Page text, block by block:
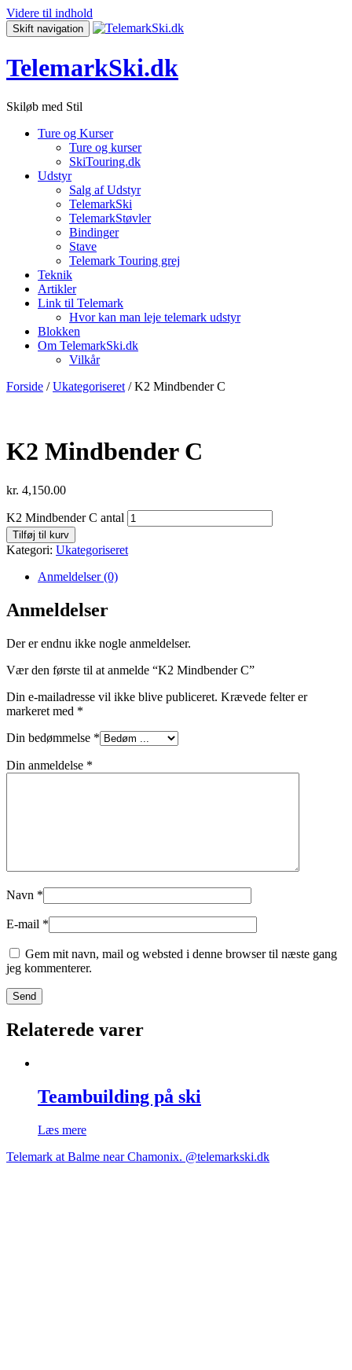
Videre til indhold
Skift navigation
TelemarkSki.dk
Skiløb med Stil
Ture og Kurser
Ture og kurser
SkiTouring.dk
Udstyr
Salg af Udstyr
TelemarkSki
TelemarkStøvler
Bindinger
Stave
Telemark Touring grej
Teknik
Artikler
Link til Telemark
Hvor kan man leje telemark udstyr
Blokken
Om TelemarkSki.dk
Vilkår
Forside /Ukategoriseret / K2 Mindbender C
K2 Mindbender C
kr. 4,150.00
K2 Mindbender C antal
Tilføj til kurv
Kategori: Ukategoriseret
Anmeldelser (0)
Anmeldelser
Der er endnu ikke nogle anmeldelser.
Vær den første til at anmelde “K2 Mindbender C”
Din e-mailadresse vil ikke blive publiceret. Krævede felter er
markeret med *
Din bedømmelse *
Din anmeldelse *
Navn *
E-mail *
Gem mit navn, mail og websted i denne browser til næste gang
jeg kommenterer.
Relaterede varer
Teambuilding på ski
Læs mere
Telemark at Balme near Chamonix. @telemarkski.dk